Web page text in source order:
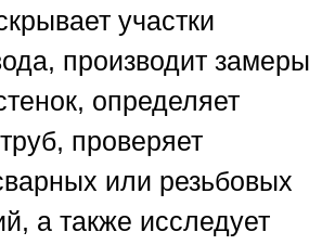
участки
производит замеры
определяет
проверяет
или резьбовых
а также исследует